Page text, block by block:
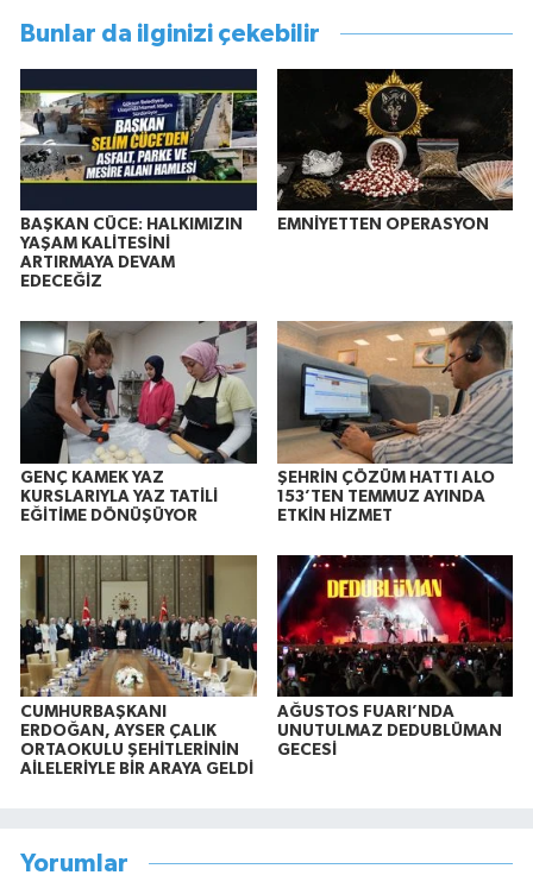
Bunlar da ilginizi çekebilir
BAŞKAN CÜCE: HALKIMIZIN
YAŞAM KALİTESİNİ
ARTIRMAYA DEVAM
EDECEĞİZ
EMNİYETTEN OPERASYON
GENÇ KAMEK YAZ
KURSLARIYLA YAZ TATİLİ
EĞİTİME DÖNÜŞÜYOR
ŞEHRİN ÇÖZÜM HATTI ALO
153’TEN TEMMUZ AYINDA
ETKİN HİZMET
CUMHURBAŞKANI
ERDOĞAN, AYSER ÇALIK
ORTAOKULU ŞEHİTLERİNİN
AİLELERİYLE BİR ARAYA GELDİ
AĞUSTOS FUARI’NDA
UNUTULMAZ DEDUBLÜMAN
GECESİ
Yorumlar